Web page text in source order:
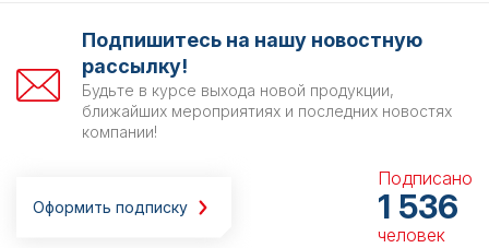
Подпишитесь на нашу новостную
рассылку!
Будьте в курсе выхода новой продукции,
ближайших мероприятиях и последних новостях
компании!
Оформить подписку
Подписано
1 536
человек